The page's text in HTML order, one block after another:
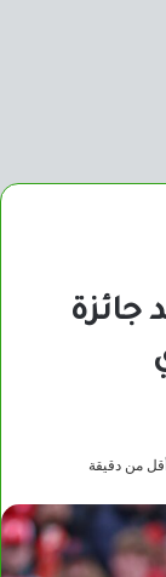
من دقيقة